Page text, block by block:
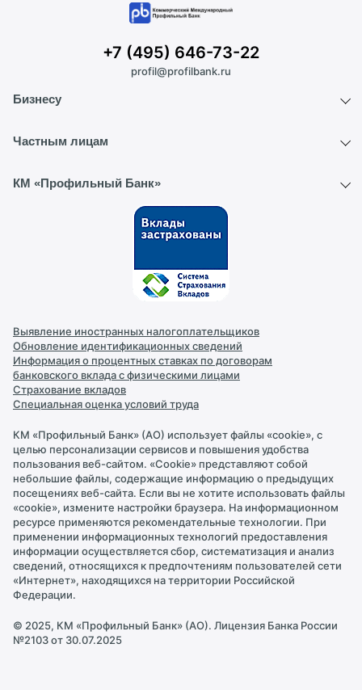
+7 (495) 646-73-22
profil@profilbank.ru
Бизнесу
Расчетный счет
Депозиты
Частным лицам
Вклады
КМ «Профильный Банк»
Документы и лицензии
Раскрытие информации
Персональные данные
Карьера в банке
Обращение в Банк
Партнеры
Выявление иностранных налогоплательщиков
Обновление идентификационных сведений
Информация о процентных ставках по договорам
банковского вклада с физическими лицами
Страхование вкладов
Специальная оценка условий труда
КМ «Профильный Банк» (АО) использует файлы «cookie», с
целью персонализации сервисов и повышения удобства
пользования веб-сайтом. «Cookie» представляют собой
небольшие файлы, содержащие информацию о предыдущих
посещениях веб-сайта. Если вы не хотите использовать файлы
«cookie», измените настройки браузера. На информационном
ресурсе применяются рекомендательные технологии. При
применении информационных технологий предоставления
информации осуществляется сбор, систематизация и анализ
сведений, относящихся к предпочтениям пользователей сети
«Интернет», находящихся на территории Российской
Федерации.
© 2025, КМ «Профильный Банк» (АО). Лицензия Банка России
№2103 от 30.07.2025